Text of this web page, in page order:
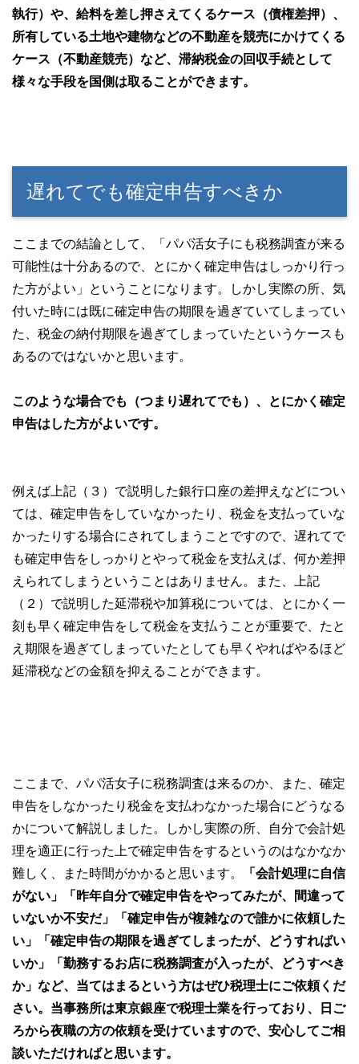
執行）や、給料を差し押さえてくるケース（債権差押）、
所有している土地や建物などの不動産を競売にかけてくる
ケース（不動産競売）など、滞納税金の回収手続として
様々な手段を国側は取ることができます。
遅れてでも確定申告すべきか
ここまでの結論として、「パパ活女子にも税務調査が来る
可能性は十分あるので、とにかく確定申告はしっかり行っ
た方がよい」ということになります。しかし実際の所、気
付いた時には既に確定申告の期限を過ぎていてしまってい
た、税金の納付期限を過ぎてしまっていたというケースも
あるのではないかと思います。
このような場合でも（つまり遅れてでも）、とにかく確定
申告はした方がよいです。
例えば上記（３）で説明した銀行口座の差押えなどについ
ては、確定申告をしていなかったり、税金を支払っていな
かったりする場合にされてしまうことですので、遅れてで
も確定申告をしっかりとやって税金を支払えば、何か差押
えられてしまうということはありません。また、上記
（２）で説明した延滞税や加算税については、とにかく一
刻も早く確定申告をして税金を支払うことが重要で、たと
え期限を過ぎてしまっていたとしても早くやればやるほど
延滞税などの金額を抑えることができます。
ここまで、パパ活女子に税務調査は来るのか、また、確定
申告をしなかったり税金を支払わなかった場合にどうなる
かについて解説しました。しかし実際の所、自分で会計処
理を適正に行った上で確定申告をするというのはなかなか
難しく、また時間がかかると思います。
「会計処理に自信
がない」「昨年自分で確定申告をやってみたが、間違って
いないか不安だ」「確定申告が複雑なので誰かに依頼した
い」「確定申告の期限を過ぎてしまったが、どうすればい
いか」「勤務するお店に税務調査が入ったが、どうすべき
か」など、当てはまるという方はぜひ税理士にご依頼くだ
さい。当事務所は東京銀座で税理士業を行っており、日ご
ろから夜職の方の依頼を受けていますので、安心してご相
談いただければと思います。